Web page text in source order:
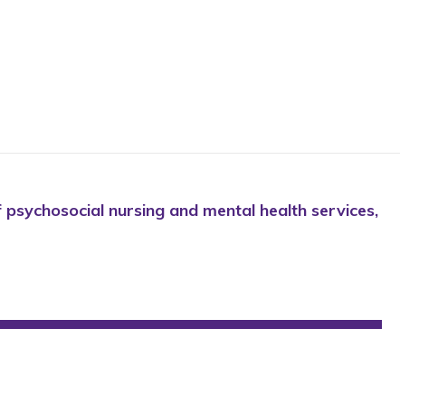
psychosocial nursing and mental health services,